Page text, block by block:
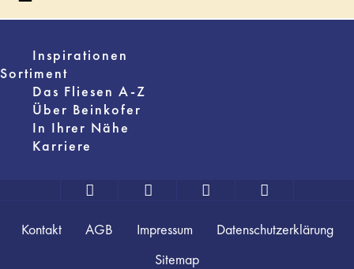
Inspirationen
Sortiment
Das Fliesen A-Z
Über Beinkofer
In Ihrer Nähe
Karriere
Kontakt AGB Impressum
Datenschutzerklärung
Sitemap